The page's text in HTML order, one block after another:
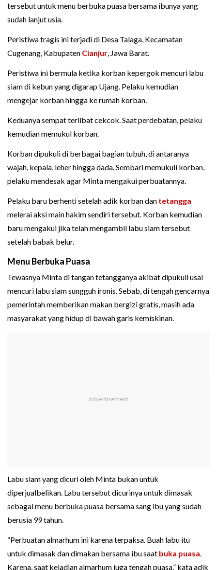
tersebut untuk menu berbuka puasa bersama ibunya yang
sudah lanjut usia.
Peristiwa tragis ini terjadi di Desa Talaga, Kecamatan
Cugenang, Kabupaten Cianjur , Jawa Barat.
Peristiwa ini bermula ketika korban kepergok mencuri labu
siam di kebun yang digarap Ujang. Pelaku kemudian
mengejar korban hingga ke rumah korban.
Keduanya sempat terlibat cekcok. Saat perdebatan, pelaku
kemudian memukul korban.
Korban dipukuli di berbagai bagian tubuh, di antaranya
wajah, kepala, leher hingga dada. Sembari memukuli korban,
pelaku mendesak agar Minta mengakui perbuatannya.
Pelaku baru berhenti setelah adik korban dan tetangga
melerai aksi main hakim sendiri tersebut. Korban kemudian
baru mengakui jika telah mengambil labu siam tersebut
setelah babak belur.
Menu Berbuka Puasa
Tewasnya Minta di tangan tetangganya akibat dipukuli usai
mencuri labu siam sungguh ironis. Sebab, di tengah gencarnya
pemerintah memberikan makan bergizi gratis, masih ada
masyarakat yang hidup di bawah garis kemiskinan.
Labu siam yang dicuri oleh Minta bukan untuk
diperjualbelikan. Labu tersebut dicurinya untuk dimasak
sebagai menu berbuka puasa bersama sang ibu yang sudah
berusia 99 tahun.
“Perbuatan almarhum ini karena terpaksa. Buah labu itu
untuk dimasak dan dimakan bersama ibu saat buka puasa
Karena, saat kejadian almarhum juga tengah puasa,” kata adik